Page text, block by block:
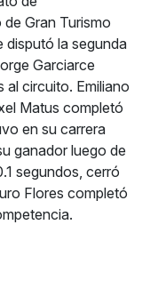
Gran Turismo
disputó la segunda
Garciarce
al circuito. Emiliano
Matus completó
en su carrera
ganador luego de
segundos, cerró
Flores completó